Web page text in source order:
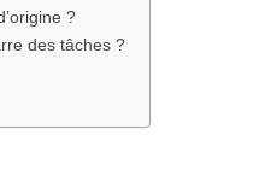
?
des tâches ?